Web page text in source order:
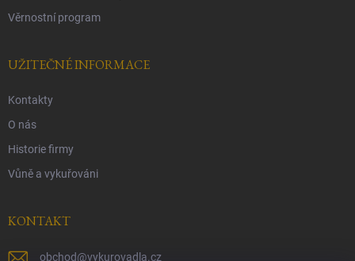
Věrnostní program
UŽITEČNÉ INFORMACE
Kontakty
O nás
Historie firmy
Vůně a vykuřováni
KONTAKT
obchod@vykurovadla.cz